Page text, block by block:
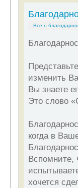
Все о
изменить
Вы знаете
Это слово
когда в
Вспомните,
хочется